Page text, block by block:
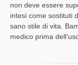
non deve essere
intesi come sostituti
sano stile di vita.
medico prima